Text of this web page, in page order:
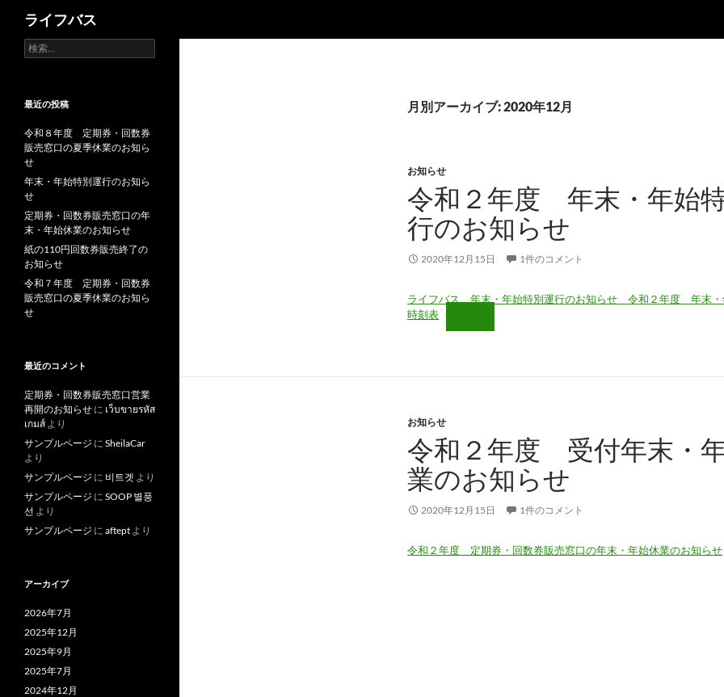
ライフバス
月別アーカイブ: 2020年12月
お知らせ
令和２年度 年末・年始
行のお知らせ
2020年12月15日 1件のコメント
ライフバス 年末・年始特別運行のお知らせ 令和２年度 年末・
時刻表
お知らせ
令和２年度 受付年末・
業のお知らせ
2020年12月15日 1件のコメント
令和２年度 定期券・回数券販売窓口の年末・年始休業のお知らせ
検
索:
最近の投稿
令和８年度 定期券・回数券
販売窓口の夏季休業のお知ら
せ
年末・年始特別運行のお知ら
せ
定期券・回数券販売窓口の年
末・年始休業のお知らせ
紙の110円回数券販売終了の
お知らせ
令和７年度 定期券・回数券
販売窓口の夏季休業のお知ら
せ
最近のコメント
定期券・回数券販売窓口営業
再開のお知らせ に เว็บขายรหัส
เกมส์ より
サンプルページ に SheilaCar
より
サンプルページ に 비트겟 より
サンプルページ に SOOP 별풍
선 より
サンプルページ に aftept より
アーカイブ
2026年7月
2025年12月
2025年9月
2025年7月
2024年12月